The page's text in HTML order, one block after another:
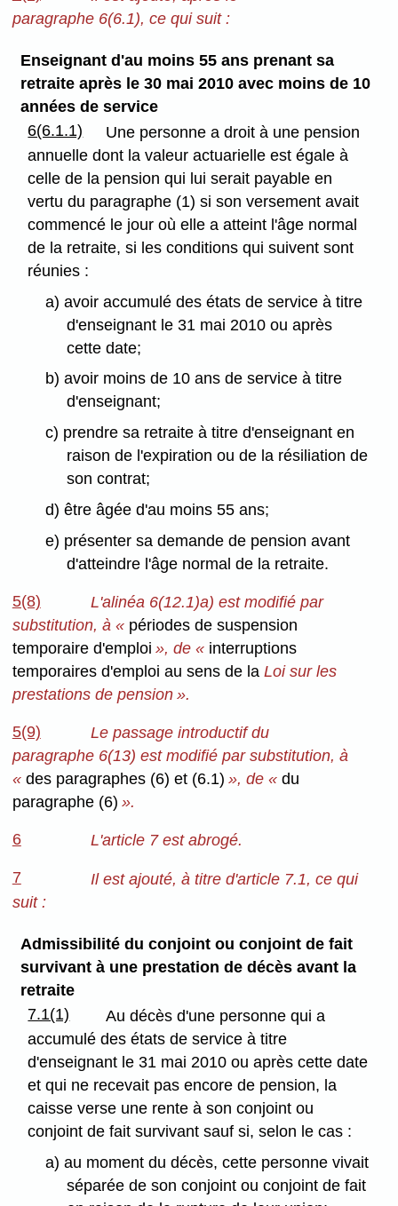
paragraphe 6(6.1), ce qui suit :
Enseignant d'au moins 55 ans prenant sa
retraite après le 30 mai 2010 avec moins de 10
années de service
6(6.1.1)
Une personne a droit à une pension
annuelle dont la valeur actuarielle est égale à
celle de la pension qui lui serait payable en
vertu du paragraphe (1) si son versement avait
commencé le jour où elle a atteint l'âge normal
de la retraite, si les conditions qui suivent sont
réunies :
a) avoir accumulé des états de service à titre
d'enseignant le 31 mai 2010 ou après
cette date;
b) avoir moins de 10 ans de service à titre
d'enseignant;
c) prendre sa retraite à titre d'enseignant en
raison de l'expiration ou de la résiliation de
son contrat;
d) être âgée d'au moins 55 ans;
e) présenter sa demande de pension avant
d'atteindre l'âge normal de la retraite.
5(8)
L'alinéa 6(12.1)a) est modifié par
substitution, à « périodes de suspension
temporaire d'emploi », de « interruptions
temporaires d'emploi au sens de la Loi sur les
prestations de pension ».
5(9)
Le passage introductif du
paragraphe 6(13) est modifié par substitution, à
« des paragraphes (6) et (6.1) », de « du
paragraphe (6) ».
6 L'article 7 est abrogé.
7
Il est ajouté, à titre d'article 7.1, ce qui
suit :
Admissibilité du conjoint ou conjoint de fait
survivant à une prestation de décès avant la
retraite
7.1(1)
Au décès d'une personne qui a
accumulé des états de service à titre
d'enseignant le 31 mai 2010 ou après cette date
et qui ne recevait pas encore de pension, la
caisse verse une rente à son conjoint ou
conjoint de fait survivant sauf si, selon le cas :
a) au moment du décès, cette personne vivait
séparée de son conjoint ou conjoint de fait